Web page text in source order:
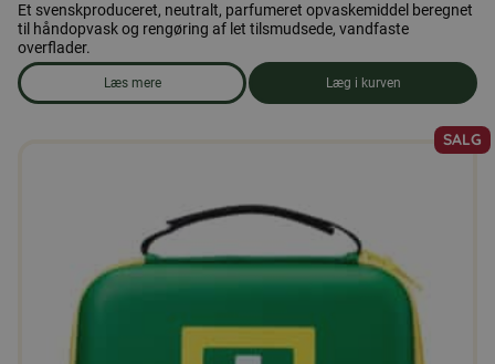
Et svenskproduceret, neutralt, parfumeret opvaskemiddel beregnet
til håndopvask og rengøring af let tilsmudsede, vandfaste
overflader.
Læs mere
om produkten Opvaskemiddel
Læg i kurven
SALG